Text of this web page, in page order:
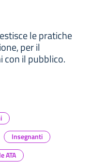
le pratiche
per il
con il pubblico.
Insegnanti
ATA